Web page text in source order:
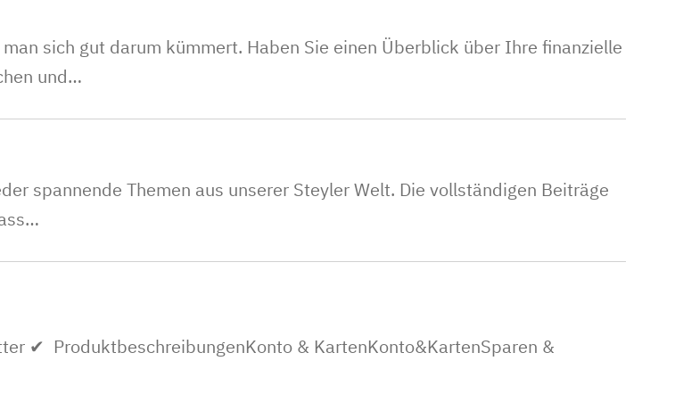
sich gut darum kümmert. Haben Sie einen Überblick über Ihre finanzielle
und…
spannende Themen aus unserer Steyler Welt. Die vollständigen Beiträge
✔ ProduktbeschreibungenKonto & KartenKonto&KartenSparen &